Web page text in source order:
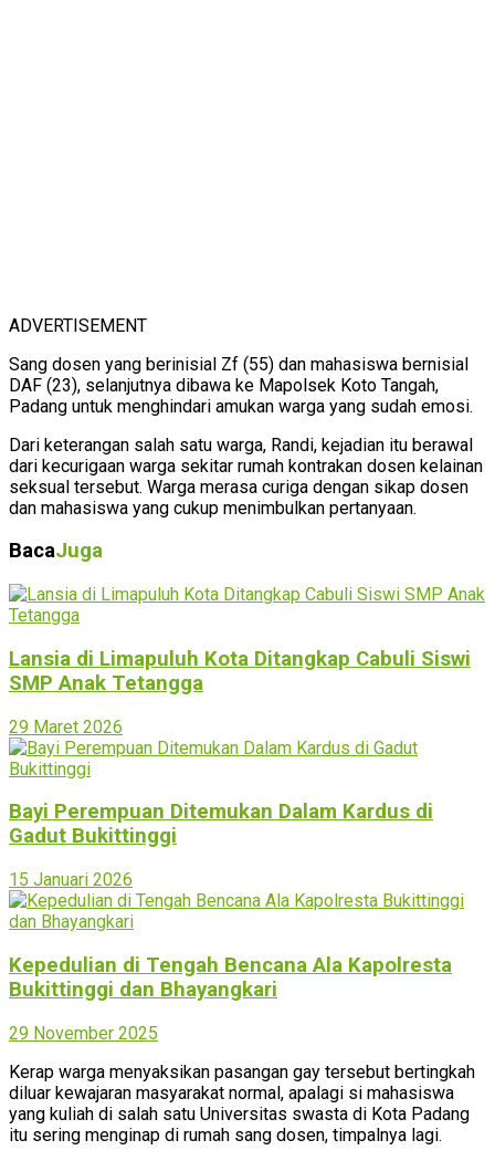
ADVERTISEMENT
Sang dosen yang berinisial Zf (55) dan mahasiswa bernisial
DAF (23), selanjutnya dibawa ke Mapolsek Koto Tangah,
Padang untuk menghindari amukan warga yang sudah emosi.
Dari keterangan salah satu warga, Randi, kejadian itu berawal
dari kecurigaan warga sekitar rumah kontrakan dosen kelainan
seksual tersebut. Warga merasa curiga dengan sikap dosen
dan mahasiswa yang cukup menimbulkan pertanyaan.
BacaJuga
Lansia di Limapuluh Kota Ditangkap Cabuli Siswi
SMP Anak Tetangga
29 Maret 2026
Bayi Perempuan Ditemukan Dalam Kardus di
Gadut Bukittinggi
15 Januari 2026
Kepedulian di Tengah Bencana Ala Kapolresta
Bukittinggi dan Bhayangkari
29 November 2025
Kerap warga menyaksikan pasangan gay tersebut bertingkah
diluar kewajaran masyarakat normal, apalagi si mahasiswa
yang kuliah di salah satu Universitas swasta di Kota Padang
itu sering menginap di rumah sang dosen, timpalnya lagi.